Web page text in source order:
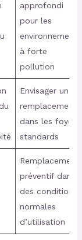
approfondi
pour les
environnements
à forte
pollution
Envisager un
remplacement
dans les foyers
standards
Remplacement
préventif dans
des conditions
normales
d’utilisation